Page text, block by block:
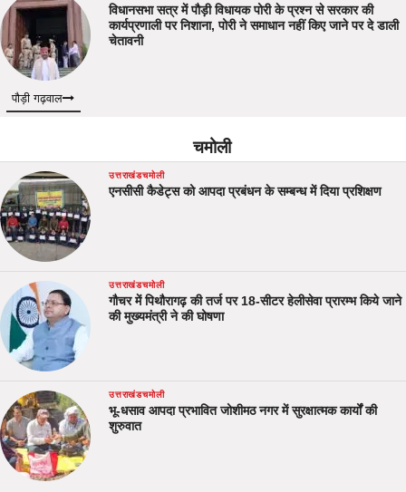
विधानसभा सत्र में पौड़ी विधायक पोरी के प्रश्न से सरकार की
कार्यप्रणाली पर निशाना, पोरी ने समाधान नहीं किए जाने पर दे डाली
चेतावनी
पौड़ी गढ़वाल
चमोली
उत्तराखंडचमोली
एनसीसी कैडेट्स को आपदा प्रबंधन के सम्बन्ध में दिया प्रशिक्षण
उत्तराखंडचमोली
गौचर में पिथौरागढ़ की तर्ज पर 18-सीटर हेलीसेवा प्रारम्भ किये जाने
की मुख्यमंत्री ने की घोषणा
उत्तराखंडचमोली
भू-धसाव आपदा प्रभावित जोशीमठ नगर में सुरक्षात्मक कार्यों की
शुरुवात